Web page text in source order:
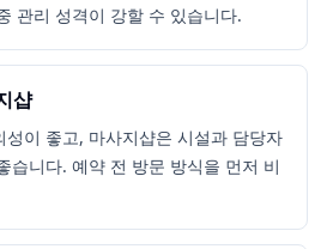
관리 성격이 강할 수 있습니다.
샵
성이 좋고, 마사지샵은 시설과 담당자
습니다. 예약 전 방문 방식을 먼저 비